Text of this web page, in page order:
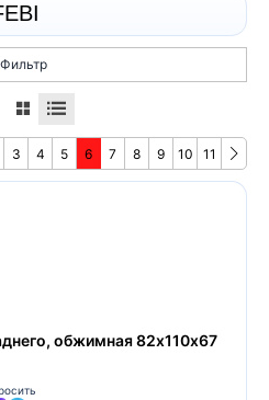
Фильтр
3 4 5 6 7 8 9 10 11
обжимная 82х110х67